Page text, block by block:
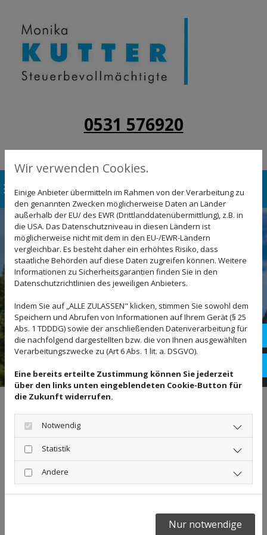
0531 576920
Steuerbevollmächtigte Monika
Kutter stellt sich vor
Als Steuerbevollmächtigte bin ich für meine Kunden eine
vertrauenswürdige und kompetente Ansprechpartnerin im
verschiedene Dienstleistungen im Steuerfachbereich an und
stehe meinen Kunden mit Rat und Tat zur Seite.
Wir verwenden Cookies.
Einige Anbieter übermitteln im Rahmen von der Verarbeitung zu
den genannten Zwecken möglicherweise Daten an Länder
außerhalb der EU/ des EWR (Drittlanddatenübermittlung), z.B. in
die USA. Das Datenschutzniveau in diesen Ländern ist
möglicherweise nicht mit dem in den EU-/EWR-Ländern
vergleichbar. Es besteht daher ein erhöhtes Risiko, dass
staatliche Behörden auf diese Daten zugreifen können. Weitere
Informationen zu Sicherheitsgarantien finden Sie in den
Datenschutzrichtlinien des jeweiligen Anbieters.
Indem Sie auf „ALLE ZULASSEN" klicken, stimmen Sie sowohl dem
Speichern und Abrufen von Informationen auf Ihrem Gerät (§ 25
Abs. 1 TDDDG) sowie der anschließenden Datenverarbeitung für
die nachfolgend dargestellten bzw. die von Ihnen ausgewählten
Verarbeitungszwecke zu (Art 6 Abs. 1 lit. a. DSGVO).
Eine bereits erteilte Zustimmung können Sie jederzeit
über den links unten eingeblendeten Cookie-Button für
die Zukunft widerrufen.
Notwendig
Statistik
Andere
Nur notwendige